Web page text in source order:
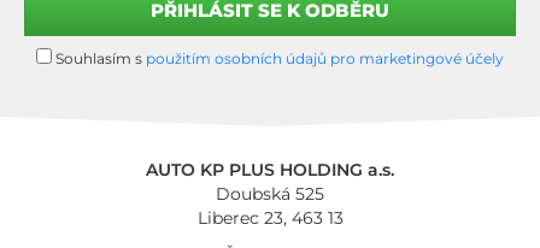
Souhlasím s použitím osobních údajů pro marketingové účely
AUTO KP PLUS HOLDING a.s.
Doubská 525
Liberec 23, 463 13